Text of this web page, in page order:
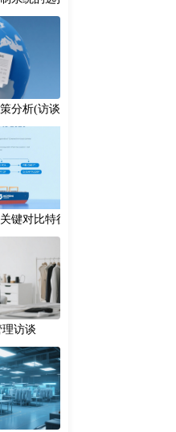
分析(访谈)
键对比特征及实务应用建议
访谈